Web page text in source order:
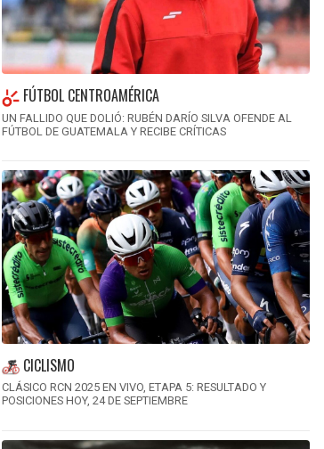
FÚTBOL CENTROAMÉRICA
UN FALLIDO QUE DOLIÓ: RUBÉN DARÍO SILVA OFENDE AL
FÚTBOL DE GUATEMALA Y RECIBE CRÍTICAS
CICLISMO
CLÁSICO RCN 2025 EN VIVO, ETAPA 5: RESULTADO Y
POSICIONES HOY, 24 DE SEPTIEMBRE